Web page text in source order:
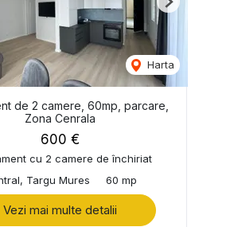
Harta
Next
de 2 camere, 60mp, parcare,
Zona Cenrala
600 €
cu 2 camere de închiriat
Targu Mures
60 mp
Vezi mai multe detalii